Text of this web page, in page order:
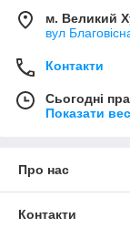
м. Великий
вул
Контакти
Сьогодні
Показати
Про нас
Контакти